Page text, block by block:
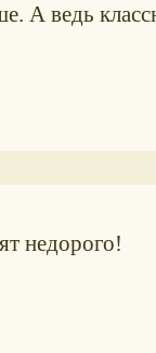
А ведь
недорого!